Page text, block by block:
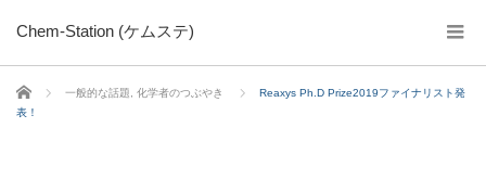
Chem-Station (ケムステ)
ホーム 一般的な話題 化学者のつぶやき
Reaxys Ph.D Prize2019ファイナリスト発
表！